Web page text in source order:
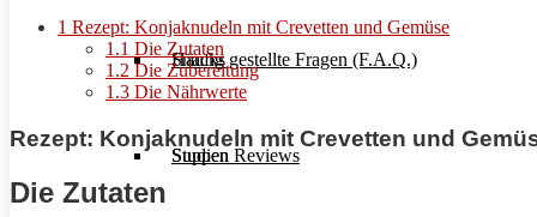
Häufig gestellte Fragen (F.A.Q.)
Studien Reviews
Snacks
Suppen
1 Rezept: Konjaknudeln mit Crevetten und Gemüse
1.1 Die Zutaten
1.2 Die Zubereitung
1.3 Die Nährwerte
Rezept: Konjaknudeln mit Crevetten und
Die Zutaten